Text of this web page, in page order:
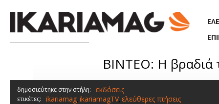
ΒΙΝΤΕΟ: Η βραδιά
δημοσιεύτηκε στην στήλη: εκδόσεις
ετικέτες: ikariamag, ikariamagTV, ελεύθερες πτήσεις